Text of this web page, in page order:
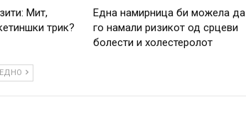
Мит,
трик?
Една намирница би можела да
го намали ризикот од срцеви
болести и холестеролот